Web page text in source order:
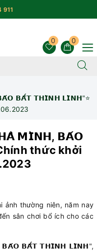
911
0
0
𝗕𝗔̂́𝗧 𝗧𝗛𝗜̀𝗡𝗛 𝗟𝗜̀𝗡𝗛"⭐
𝗠𝗜̀𝗡𝗛, 𝗕𝗔́𝗢
thức khởi
ảnh thường niên, năm nay
sân chơi bổ ích cho các
𝗕𝗔́𝗢 𝗕𝗔̂́𝗧 𝗧𝗛𝗜̀𝗡𝗛 𝗟𝗜̀𝗡𝗛",